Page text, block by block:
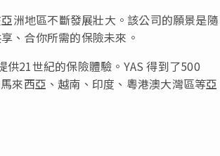
洲地區不斷發展壯大。該公司的願景是隨
、合你所需的保險未來。
21世紀的保險體驗。YAS 得到了500
來西亞、越南、印度、粵港澳大灣區等亞